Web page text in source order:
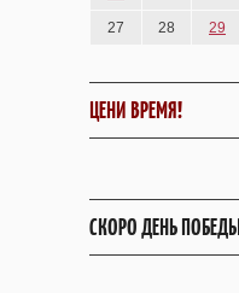
27 28 29
ЦЕНИ ВРЕМЯ!
СКОРО ДЕНЬ